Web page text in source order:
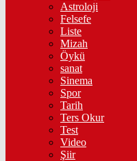
Astroloji
Felsefe
Liste
Mizah
Öykü
sanat
Sinema
Spor
Tarih
Ters Okur
Test
Video
Şiir